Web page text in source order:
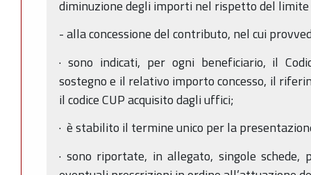
diminuzione degli importi nel rispetto del limite
- alla concessione del contributo, nel cui
· sono indicati, per ogni beneficiario, il
sostegno e il relativo importo concesso, il
il codice CUP acquisito dagli uffici;
· è stabilito il termine unico per la
· sono riportate, in allegato, singole schede,